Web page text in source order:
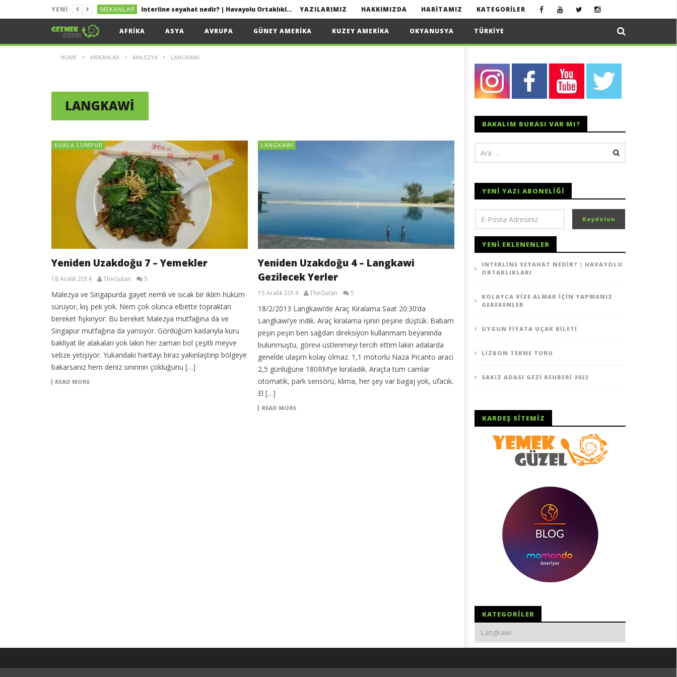
YENI MEKANLAR Interline seyahat nedir? | Havayolu Ortaklıkları
MEKANLAR Kolayca Vize Almak İçin Yapmanız Gerekenler
MEKANLAR Uygun Fiyata Uçak Bileti
LIZBON Lizbon Tekne Turu
MEKANLAR
YAZILARIMIZ HAKKIMIZDA HARITAMIZ KATEGORILER
AFRIKA ASYA AVRUPA GÜNEY AMERIKA KUZEY AMERIKA OKYANUSYA TÜRKIYE
HOME MEKANLAR MALEZYA LANGKAWI
LANGKAWI
KUALA LUMPUR
Yeniden Uzakdoğu 7 – Yemekler
18 Aralık 2014 TheGutan 5
Malezya ve Singapurda gayet nemli ve sıcak bir iklim hüküm
sürüyor, kış pek yok. Nem çok olunca elbette topraktan
bereket fışkırıyor. Bu bereket Malezya mutfağına da ve
Singapur mutfağına da yansıyor. Gördüğüm kadarıyla kuru
bakliyat ile alakaları yok lakin her zaman bol çeşitli meyve
sebze yetişiyor. Yukarıdaki haritayı biraz yakınlaştırıp bölgeye
bakarsanız hem deniz sınırının çokluğunu […]
READ MORE
LANGKAWI
Yeniden Uzakdoğu 4 – Langkawi
Gezilecek Yerler
15 Aralık 2014 TheGutan 5
18/2/2013 Langkawi’de Araç Kiralama Saat 20:30’da
Langkawi’ye indik. Araç kiralama işinin peşine düştük. Babam
peşin peşin ben sağdan direksiyon kullanmam beyanında
bulunmuştu, görevi üstlenmeyi tercih ettim lakin adalarda
genelde ulaşım kolay olmaz. 1,1 motorlu Naza Picanto aracı
2,5 günlüğüne 180RM’ye kiraladık. Araçta tüm camlar
otomatik, park sensörü, klima, her şey var bagaj yok, ufacık.
El […]
READ MORE
BAKALIM BURASI VAR MI?
YENI YAZI ABONELIĞI
YENI EKLENENLER
INTERLINE SEYAHAT NEDIR? | HAVAYOLU
ORTAKLIKLARI
KOLAYCA VIZE ALMAK İÇIN YAPMANIZ
GEREKENLER
UYGUN FIYATA UÇAK BILETI
LIZBON TEKNE TURU
SAKIZ ADASI GEZI REHBERI 2022
KARDEŞ SITEMIZ
KATEGORILER